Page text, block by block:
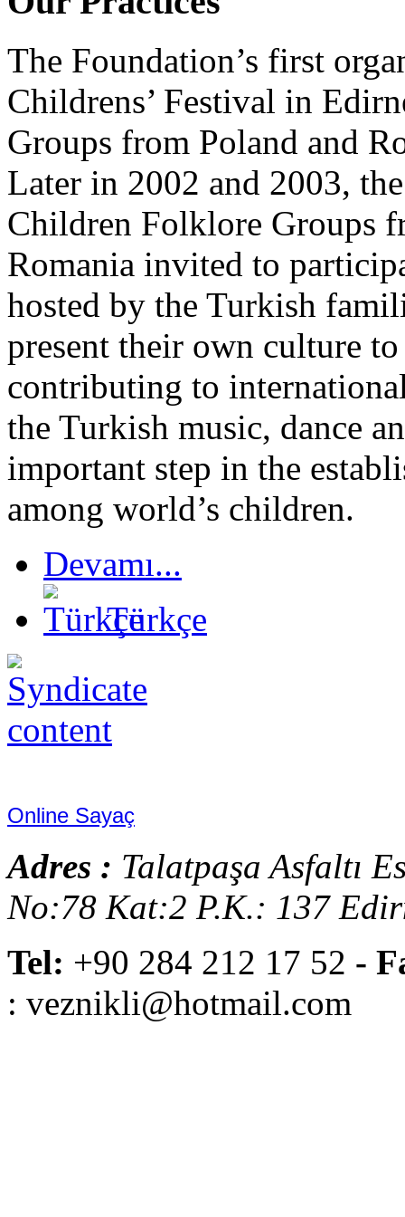
2012 Yılında Yunanistanın Serres
Fethiye yöresi dansları videmuz
sitemizde videolar bölümünde
izlenebilir
13 Ekim 2012 tarihindeki Vakfımızın
yeni binasının açılış resimlerine
http://www.facebook.com/media/set/?
set=a.434568196604434.102704.100001537727172&type=3
The Foundation’s first
Childrens’ Festival in
Groups from Poland and
Later in 2002 and 2003,
Children Folklore Groups
Romania invited to
hosted by the Turkish
present their own culture
contributing to
the Turkish music, dance
important step in the
among world’s children.
Devamı...
Türkçe
Online Sayaç
Adres : Talatpaşa Asfaltı
No:78 Kat:2 P.K.: 137
Tel: +90 284 212 17 52 -
: veznikli@hotmail.com